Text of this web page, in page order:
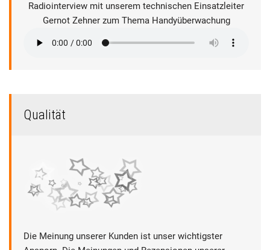
Radiointerview mit unserem technischen Einsatzleiter
Gernot Zehner zum Thema Handyüberwachung
Qualität
Die Meinung unserer Kunden ist unser wichtigster